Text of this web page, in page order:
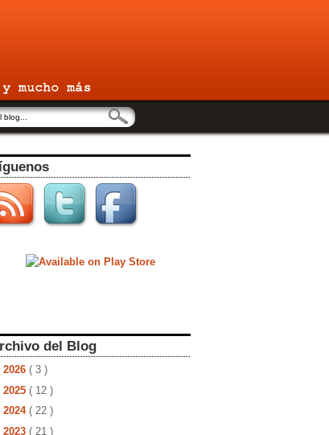
del Blog
2026 ( 3 )
2025 ( 12 )
2024 ( 22 )
2023 ( 21 )